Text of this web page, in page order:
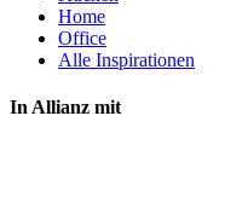
Home
Office
Alle Inspirationen
In Allianz mit